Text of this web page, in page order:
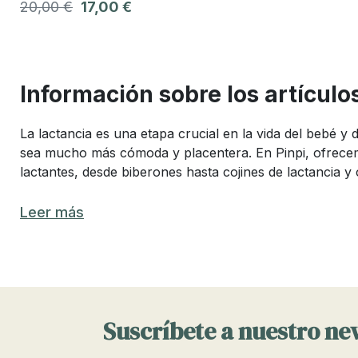
20,00 € 17,00 €
Información sobre los
La lactancia es una etapa crucial en la vida del bebé
sea mucho más cómoda y placentera. En Pinpi,
lactantes, desde biberones hasta cojines de lactancia y
Los mejores artículos de lactancia:
esenciales. Cada uno de estos productos cumple una
Leer más
Suscríbete a nuestro